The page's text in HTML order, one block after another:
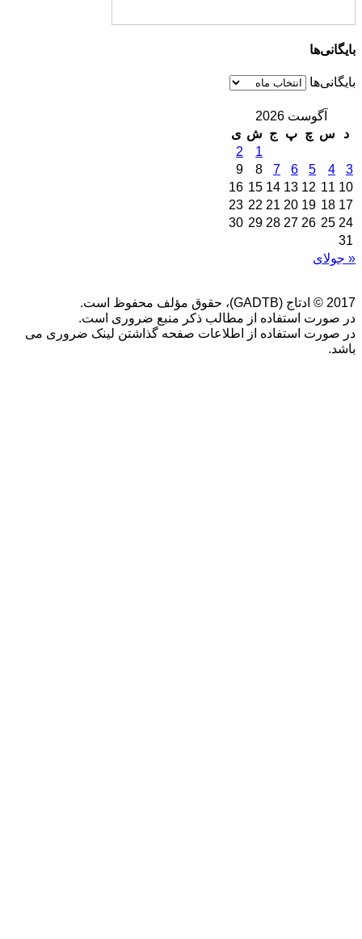
بایگانی‌ها
بایگانی‌ها
آگوست 2026
د
س چ پ ج ش ی
1
2
3
4
5
6
7
8
9
10
11
12
13
14
15
16
17
18
19
20
21
22
23
24
25
26
27
28
29
30
31
« جولای
2017 © ادتاج (GADTB)، حقوق مؤلف محفوظ است.
در صورت استفاده از مطالب ذکر منبع ضروری است.
در صورت استفاده از اطلاعات صفحه گذاشتن لینک ضروری می
باشد.